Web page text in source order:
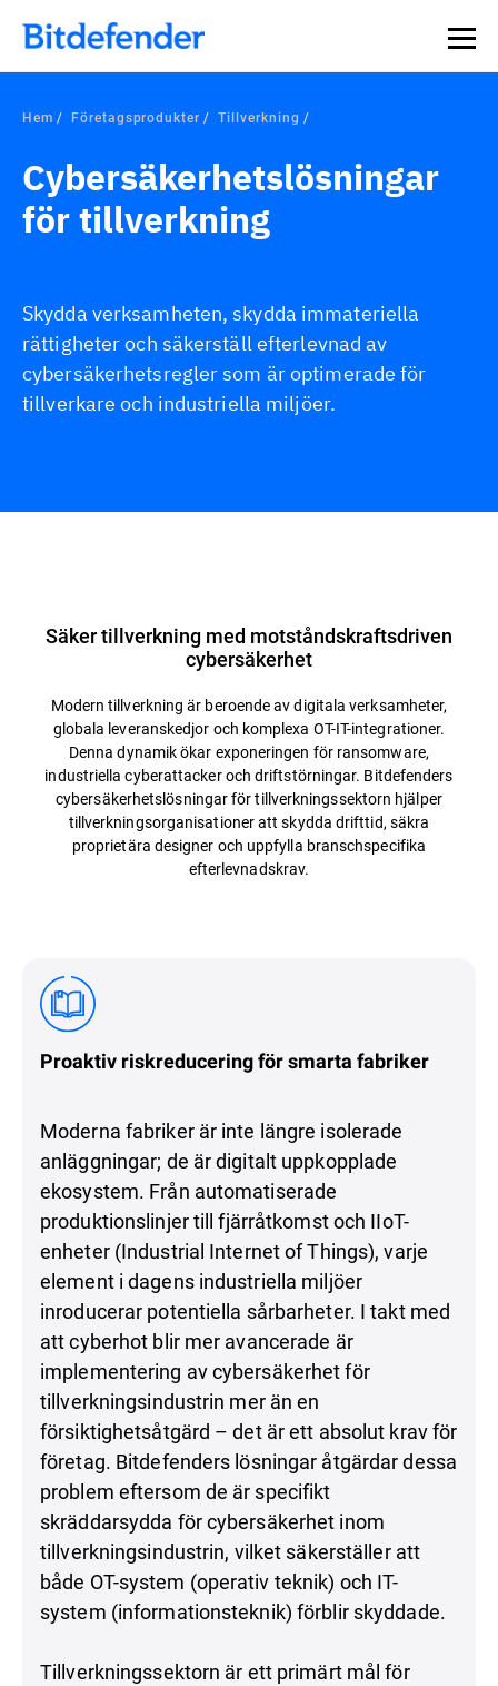
Hem Företagsprodukter Tillverkning
Cybersäkerhetslösningar
för tillverkning
Skydda verksamheten, skydda immateriella
rättigheter och säkerställ efterlevnad av
cybersäkerhetsregler som är optimerade för
tillverkare och industriella miljöer.
Säker tillverkning med motståndskraftsdriven
cybersäkerhet
Modern tillverkning är beroende av digitala verksamheter,
globala leveranskedjor och komplexa OT-IT-integrationer.
Denna dynamik ökar exponeringen för ransomware,
industriella cyberattacker och driftstörningar. Bitdefenders
cybersäkerhetslösningar för tillverkningssektorn hjälper
tillverkningsorganisationer att skydda drifttid, säkra
proprietära designer och uppfylla branschspecifika
efterlevnadskrav.
Proaktiv riskreducering för smarta fabriker
Moderna fabriker är inte längre isolerade
anläggningar; de är digitalt uppkopplade
ekosystem. Från automatiserade
produktionslinjer till fjärråtkomst och IIoT-
enheter (Industrial Internet of Things), varje
element i dagens industriella miljöer
inroducerar potentiella sårbarheter. I takt med
att cyberhot blir mer avancerade är
implementering av cybersäkerhet för
tillverkningsindustrin mer än en
försiktighetsåtgärd – det är ett absolut krav för
företag. Bitdefenders lösningar åtgärdar dessa
problem eftersom de är specifikt
skräddarsydda för cybersäkerhet inom
tillverkningsindustrin, vilket säkerställer att
både OT-system (operativ teknik) och IT-
system (informationsteknik) förblir skyddade.
Tillverkningssektorn är ett primärt mål för